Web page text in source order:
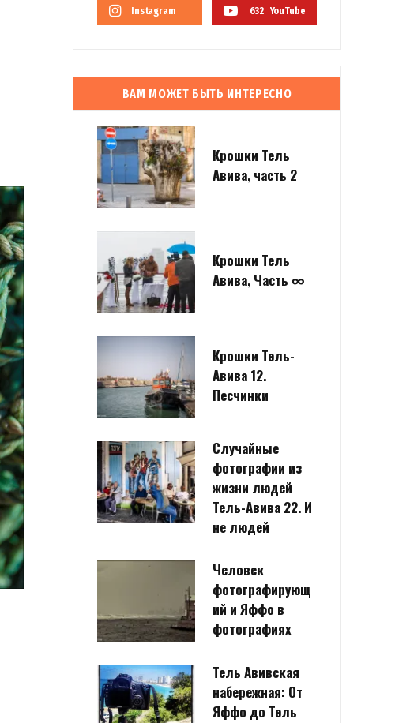
Instagram 632 YouTube
ВАМ МОЖЕТ БЫТЬ ИНТЕРЕСНО
Крошки Тель
Авива, часть 2
Крошки Тель
Авива, Часть ∞
Крошки Тель-
Авива 12.
Песчинки
Случайные
фотографии из
жизни людей
Тель-Авива 22. И
не людей
Человек
фотографирующ
ий и Яффо в
фотографиях
Тель Авивская
набережная: От
Яффо до Тель